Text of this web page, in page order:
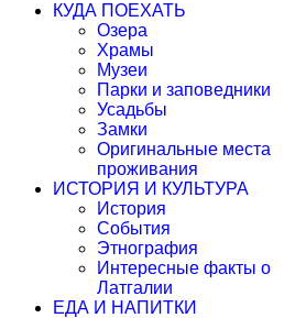
КУДА ПОЕХАТЬ
Озера
Храмы
Музеи
Парки и заповедники
Усадьбы
Замки
Оригинальные места
проживания
ИСТОРИЯ И КУЛЬТУРА
История
События
Этнография
Интересные факты о
Латгалии
ЕДА И НАПИТКИ